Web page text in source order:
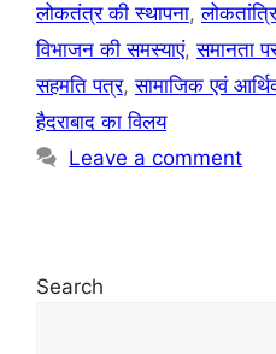
लोकतंत्र की स्थापना,
विभाजन की समस्याएं,समानता
सहमति पत्र,सामाजिक एवं
हैदराबाद का विलय
Leave a comment
Search